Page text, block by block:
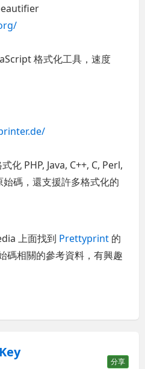
格式化工具，速度
化 PHP, Java, C++, C, Perl,
始碼，還支援許多格式化的
上面找到 Prettyprint 的
碼相關的參考資料，有興趣
分享